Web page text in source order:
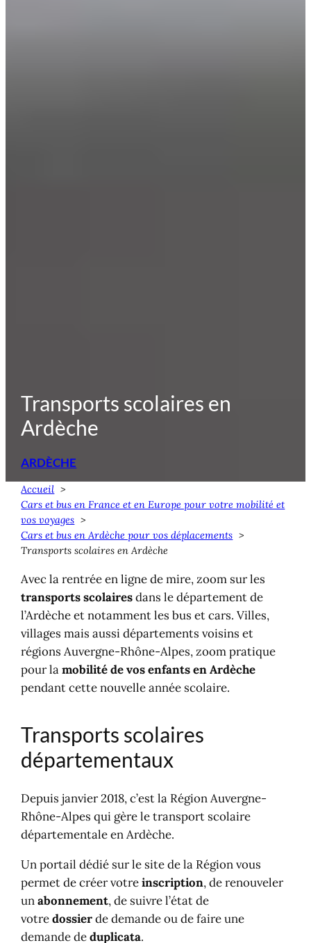
Transports scolaires en
Ardèche
ARDÈCHE
Accueil
Cars et bus en France et en Europe pour votre mobilité et
vos voyages
Cars et bus en Ardèche pour vos déplacements
Transports scolaires en Ardèche
Avec la rentrée en ligne de mire, zoom sur les
transports scolairesdans le département de
l’Ardèche et notamment les bus et cars. Villes,
villages mais aussi départements voisins et
régions Auvergne-Rhône-Alpes, zoom pratique
pour lamobilité de vos enfants en Ardèche
pendant cette nouvelle année scolaire.
Transports scolaires
départementaux
Depuis janvier 2018, c’est la Région Auvergne-
Rhône-Alpes qui gère le transport scolaire
départementale en Ardèche.
Un portail dédié sur le site de la Région vous
permet de créer votreinscription, de renouveler
unabonnement, de suivre l’état de
votredossierde demande ou de faire une
demande deduplicata.